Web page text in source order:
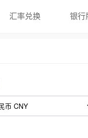
汇率兑换 银行